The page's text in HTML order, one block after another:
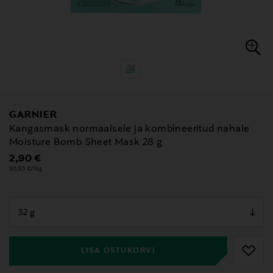
GARNIER
Kangasmask normaalsele ja kombineeritud nahale
Moisture Bomb Sheet Mask 28 g
Original Price
2,90 €
90,63 €/1kg
LISA OSTUKORVI
null